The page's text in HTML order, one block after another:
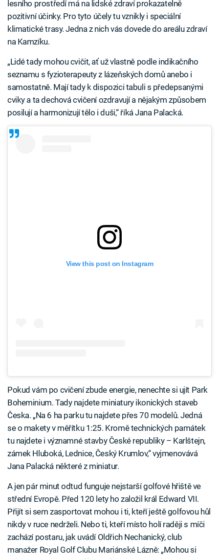
lesního prostředí má na lidské zdraví prokazatelně
pozitivní účinky. Pro tyto účely tu vznikly i speciální
klimatické trasy. Jedna z nich vás dovede do areálu zdraví
na Kamzíku.
„Lidé tady mohou cvičit, ať už vlastně podle indikačního
seznamu s fyzioterapeuty z lázeňských domů anebo i
samostatně. Mají tady k dispozici tabuli s předepsanými
cviky a ta dechová cvičení ozdravují a nějakým způsobem
posilují a harmonizují tělo i duši,“ říká Jana Palacká.
View this post on Instagram
Pokud vám po cvičení zbude energie, nenechte si ujít Park
Boheminium. Tady najdete miniatury ikonických staveb
Česka. „Na 6 ha parku tu najdete přes 70 modelů. Jedná
se o makety v měřítku 1:25. Kromě technických památek
tu najdete i významné stavby České republiky – Karlštejn,
zámek Hluboká, Lednice, Český Krumlov,“ vyjmenovává
Jana Palacká některé z miniatur.
A jen pár minut odtud funguje nejstarší golfové hřiště ve
střední Evropě. Před 120 lety ho založil král Edward VII.
Přijít si sem zasportovat mohou i ti, kteří ještě golfovou hůl
nikdy v ruce nedrželi. Nebo ti, kteří místo holí raději s míči
zachází postaru, jak uvádí Oldřich Nechanický, club
manažer Royal Golf Clubu Mariánské Lázně: „Mohou si